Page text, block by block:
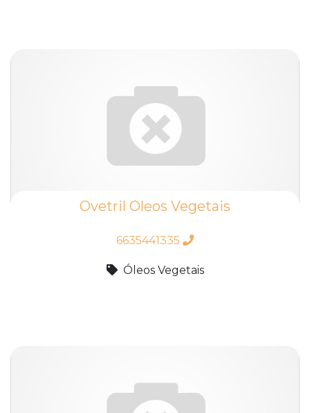
Ovetril Oleos Vegetais
6635441335
Óleos Vegetais